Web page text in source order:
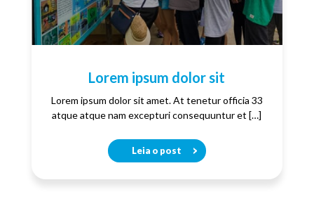
Lorem ipsum dolor sit
Lorem ipsum dolor sit amet. At tenetur officia 33
atque atque nam excepturi consequuntur et […]
Leia o post